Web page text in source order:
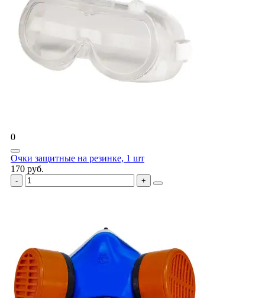
0
Очки защитные на резинке, 1 шт
170 руб.